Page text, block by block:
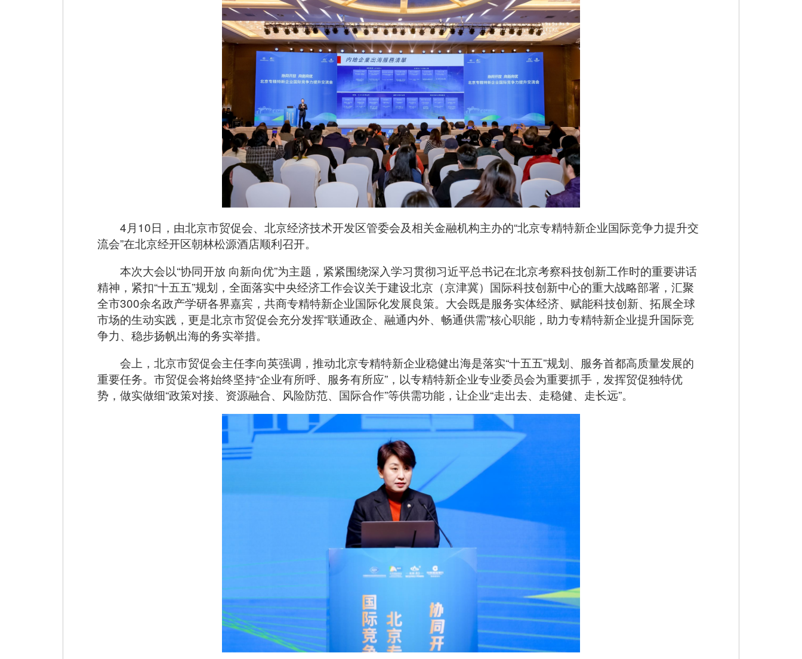
4月10日，由北京市贸促会、北京经济技术开发区管委会及相关金融机构主办的“北京专精特新企业国际竞争力提升交
流会”在北京经开区朝林松源酒店顺利召开。
本次大会以“协同开放 向新向优”为主题，紧紧围绕深入学习贯彻习近平总书记在北京考察科技创新工作时的重要讲话
精神，紧扣“十五五”规划，全面落实中央经济工作会议关于建设北京（京津冀）国际科技创新中心的重大战略部署，汇聚
全市300余名政产学研各界嘉宾，共商专精特新企业国际化发展良策。大会既是服务实体经济、赋能科技创新、拓展全球
市场的生动实践，更是北京市贸促会充分发挥“联通政企、融通内外、畅通供需”核心职能，助力专精特新企业提升国际竞
争力、稳步扬帆出海的务实举措。
会上，北京市贸促会主任李向英强调，推动北京专精特新企业稳健出海是落实“十五五”规划、服务首都高质量发展的
重要任务。市贸促会将始终坚持“企业有所呼、服务有所应”，以专精特新企业专业委员会为重要抓手，发挥贸促独特优
势，做实做细“政策对接、资源融合、风险防范、国际合作”等供需功能，让企业“走出去、走稳健、走长远”。